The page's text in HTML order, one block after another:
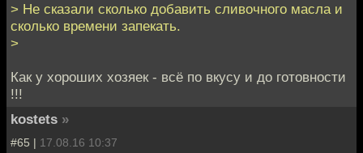
> Не сказали сколько добавить сливочного масла и
сколько времени запекать.
>
Как у хороших хозяек - всё по вкусу и до готовности
!!!
kostets »
#65 | 17.08.16 10:37